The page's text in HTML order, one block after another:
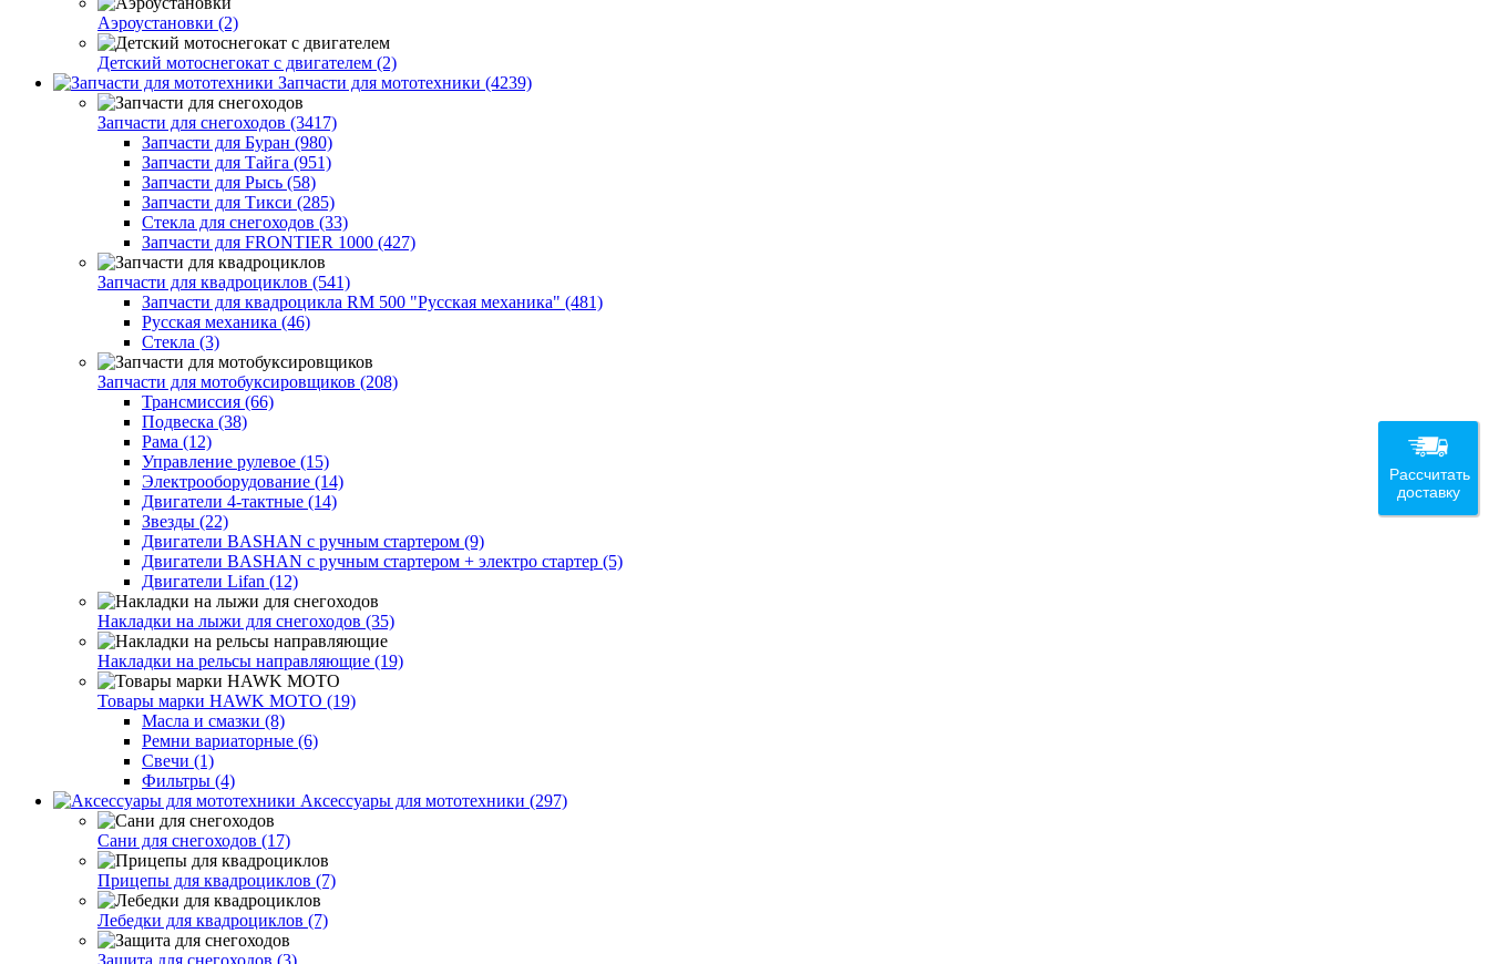
Аэроустановки (2)
Детский мотоснегокат с двигателем (2)
Запчасти для мототехники (4239)
Запчасти для снегоходов (3417)
Запчасти для Буран (980)
Запчасти для Тайга (951)
Запчасти для Рысь (58)
Запчасти для Тикси (285)
Стекла для снегоходов (33)
Запчасти для FRONTIER 1000 (427)
Запчасти для квадроциклов (541)
Запчасти для квадроцикла RM 500 "Русская механика" (481)
Русская механика (46)
Стекла (3)
Запчасти для мотобуксировщиков (208)
Трансмиссия (66)
Подвеска (38)
Рама (12)
Управление рулевое (15)
Электрооборудование (14)
Двигатели 4-тактные (14)
Звезды (22)
Двигатели BASHAN с ручным стартером (9)
Двигатели BASHAN с ручным стартером + электро стартер (5)
Двигатели Lifan (12)
Накладки на лыжи для снегоходов (35)
Накладки на рельсы направляющие (19)
Товары марки HAWK MOTO (19)
Масла и смазки (8)
Ремни вариаторные (6)
Свечи (1)
Фильтры (4)
Аксессуары для мототехники (297)
Сани для снегоходов (17)
Прицепы для квадроциклов (7)
Лебедки для квадроциклов (7)
Защита для снегоходов (3)
Рассчитать
доставку